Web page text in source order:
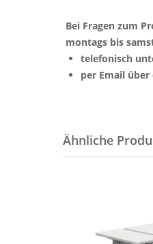
Bei Fragen zum
montags bis
telefonisch
per Email über